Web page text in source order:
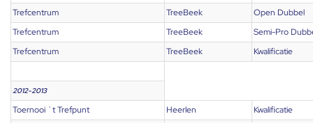
Trefcentrum
TreeBeek
Open Dubbel
Trefcentrum
TreeBeek
Semi-Pro
Trefcentrum
TreeBeek Kwalificatie
2012-2013
Toernooi `t Trefpunt Heerlen
Kwalificatie